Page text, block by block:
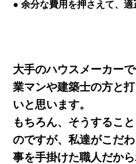
● 余分な費用を押さえて、
大手のハウスメーカー
業マンや建築士の方と
いと思います。
もちろん、そうするこ
のですが、私達がこだ
事を手掛けた職人だか